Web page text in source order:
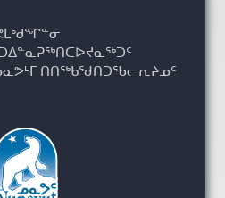
ᑎᑎᖅᑲᖁᑎᑐᖃᓕᕆᔨᓄᑦ